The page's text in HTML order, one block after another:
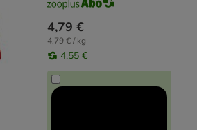
4,79 €
4,79 € / kg
4,55 €